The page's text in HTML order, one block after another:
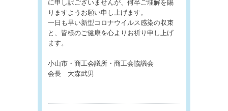
に申し訳ございませんが、何卒ご理解を賜
りますようお願い申し上げます。
一日も早い新型コロナウイルス感染の収束
と、皆様のご健康を心よりお祈り申し上げ
ます。
小山市・商工会議所・商工会協議会
会長 大森武男